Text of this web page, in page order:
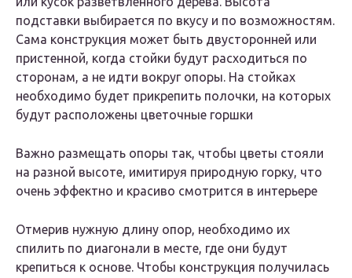
подставки выбирается по вкусу и по возможностям.
Сама конструкция может быть двусторонней или
пристенной, когда стойки будут расходиться по
сторонам, а не идти вокруг опоры. На стойках
необходимо будет прикрепить полочки, на которых
будут расположены цветочные горшки
Важно размещать опоры так, чтобы цветы стояли
на разной высоте, имитируя природную горку, что
очень эффектно и красиво смотрится в интерьере
Отмерив нужную длину опор, необходимо их
спилить по диагонали в месте, где они будут
крепиться к основе. Чтобы конструкция получилась